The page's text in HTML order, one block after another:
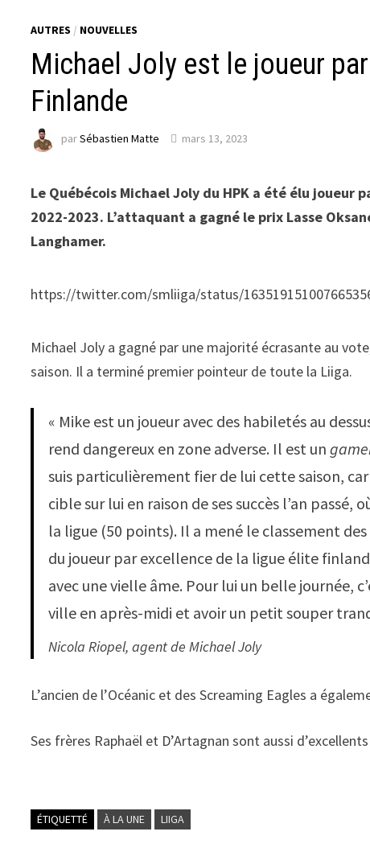
AUTRES / NOUVELLES
Michael Joly est le joueur
Finlande
parSébastien Matte mars 13, 2023
Le Québécois Michael Joly du HPK a été élu joueur
2022-2023. L’attaquant a gagné le prix Lasse
Langhamer.
https://twitter.com/smliiga/status/
Michael Joly a gagné par une majorité écrasante au
saison. Il a terminé premier pointeur de toute la Liiga.
« Mike est un joueur avec des habiletés au
rend dangereux en zone adverse. Il est un
suis particulièrement fier de lui cette saison,
cible sur lui en raison de ses succès l’an
la ligue (50 points). Il a mené le classement
du joueur par excellence de la ligue élite
avec une vielle âme. Pour lui un belle journée,
ville en après-midi et avoir un petit souper
Nicola Riopel, agent de Michael Joly
L’ancien de l’Océanic et des Screaming Eagles a
Ses frères Raphaël et D’Artagnan sont aussi
ÉTIQUETTÉ À LA UNE LIIGA